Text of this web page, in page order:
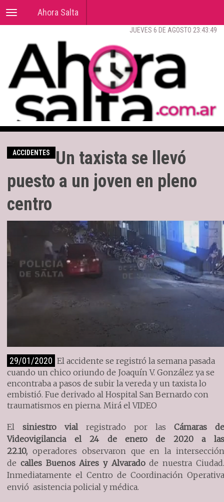
Toggle
navigation
Ahora Salta
JUEVES 6 DE AGOSTO 23:43:50
ACCIDENTES
Un taxista se llevó
puesto a un joven en pleno
centro
29/01/2020 El accidente se registró la semana pasada
cuando un chico oriundo de Joaquín V. González ya se
encontraba a pasos de subir la vereda y un taxista lo
embistió. Fue derivado al Hospital San Bernardo con
traumatismos en pierna. Mirá el VIDEO
Elsiniestro vialregistrado por las Cámaras de
Videovigilancia el 24 de enero de 2020 a las
22.10, operadores observaron que en la intersección
de calles Buenos Aires y Alvaradode nuestra Ciudad.
Inmediatamente el Centro de Coordinación Operativa
envió asistencia policial y médica.